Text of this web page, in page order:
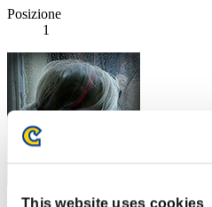
This website uses cookies
Posizione
1